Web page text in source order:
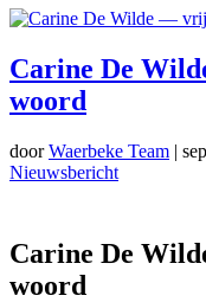
Carine De
woord
doorWaerbeke Team |
Nieuwsbericht
Carine De
woord